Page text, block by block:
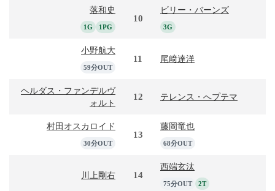
落和史
1G 1PG
10
ビリー・バーンズ
3G
小野航大
59分OUT
11 尾﨑達洋
ヘルダス・ファンデルヴ
ォルト
12 テレンス・へプテマ
村田オスカロイド
30分OUT
13
藤岡竜也
68分OUT
川上剛右 14
西端玄汰
75分OUT 2T